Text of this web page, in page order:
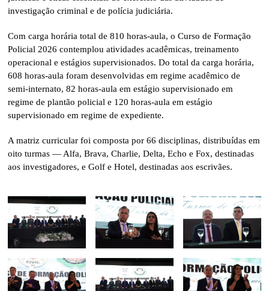
investigação criminal e de polícia judiciária.
Com carga horária total de 810 horas-aula, o Curso de Formação
Policial 2026 contemplou atividades acadêmicas, treinamento
operacional e estágios supervisionados. Do total da carga horária,
608 horas-aula foram desenvolvidas em regime acadêmico de
semi-internato, 82 horas-aula em estágio supervisionado em
regime de plantão policial e 120 horas-aula em estágio
supervisionado em regime de expediente.
A matriz curricular foi composta por 66 disciplinas, distribuídas em
oito turmas — Alfa, Brava, Charlie, Delta, Echo e Fox, destinadas
aos investigadores, e Golf e Hotel, destinadas aos escrivães.